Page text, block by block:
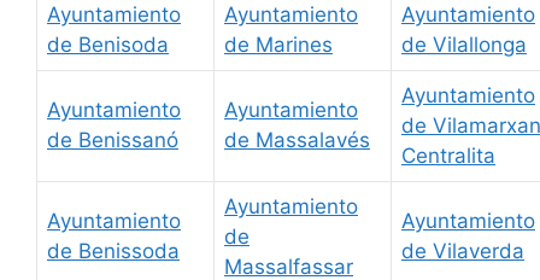
Ayuntamiento
de Benisoda
Ayuntamiento
de Marines
Ayuntamiento
de Vilallonga
Ayuntamiento
de Benissanó
Ayuntamiento
de Massalavés
Ayuntamiento
de
Centralita
Ayuntamiento
de Benissoda
Ayuntamiento
de
Massalfassar
Ayuntamiento
de Vilaverda